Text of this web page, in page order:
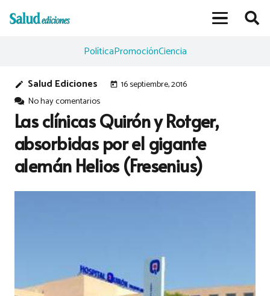
PolíticaPromociónCiencia
edit Salud Ediciones today 16 septiembre, 2016
No hay comentarios
Las clínicas Quirón y Rotger,
absorbidas por el gigante
alemán Helios (Fresenius)